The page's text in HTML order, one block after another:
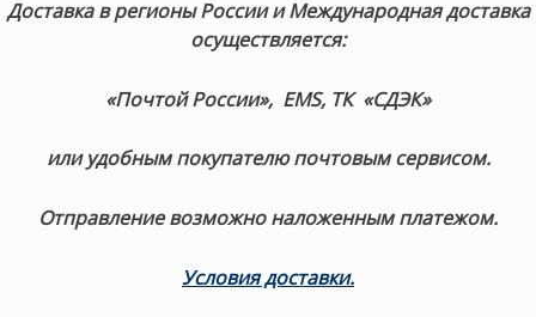
Доставка в регионы России и Международная доставка
осуществляется:
«Почтой России», EMS, ТК «СДЭК»
или удобным покупателю почтовым сервисом.
Отправление возможно наложенным платежом.
Условия доставки.